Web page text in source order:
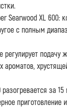
Searwood XL 600:
с полным
регулирует подачу
разогревается за
приготовление